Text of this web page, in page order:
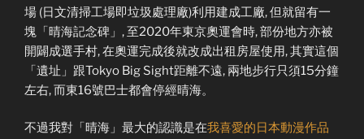
場 (日文清掃工場即垃圾處理廠)利用建成工廠, 但就留有一
塊「晴海記念碑」, 至2020年東京奧運會時, 部份地方亦被
開闢成選手村, 在奧運完成後就改成出租房屋使用, 其實這個
「遺址」跟Tokyo Big Sight距離不遠, 兩地步行只須15分鐘
左右, 而東16號巴士都會停經晴海。
不過我對「晴海」最大的認識是在我喜愛的日本動漫作品